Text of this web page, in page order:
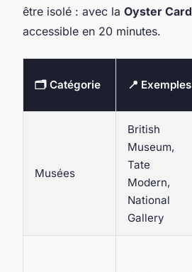
être isolé : avec la Oyster Card
accessible en 20 minutes.
🗂️ Catégorie 📍 Exemples
Musées
British
Museum,
Tate
Modern,
National
Gallery